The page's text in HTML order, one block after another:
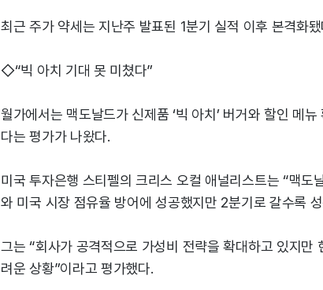
최근 주가 약세는 지난주 발표된 1분기 실적 이후 본격화됐
◇“빅 아치 기대 못 미쳤다”
월가에서는 맥도날드가 신제품 ‘빅 아치’ 버거와 할인 메
다는 평가가 나왔다.
미국 투자은행 스티펠의 크리스 오컬 애널리스트는 “맥
와 미국 시장 점유율 방어에 성공했지만 2분기로 갈수록
그는 “회사가 공격적으로 가성비 전략을 확대하고 있지만
려운 상황”이라고 평가했다.